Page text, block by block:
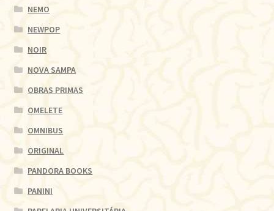
NEMO
NEWPOP
NOIR
NOVA SAMPA
OBRAS PRIMAS
OMELETE
OMNIBUS
ORIGINAL
PANDORA BOOKS
PANINI